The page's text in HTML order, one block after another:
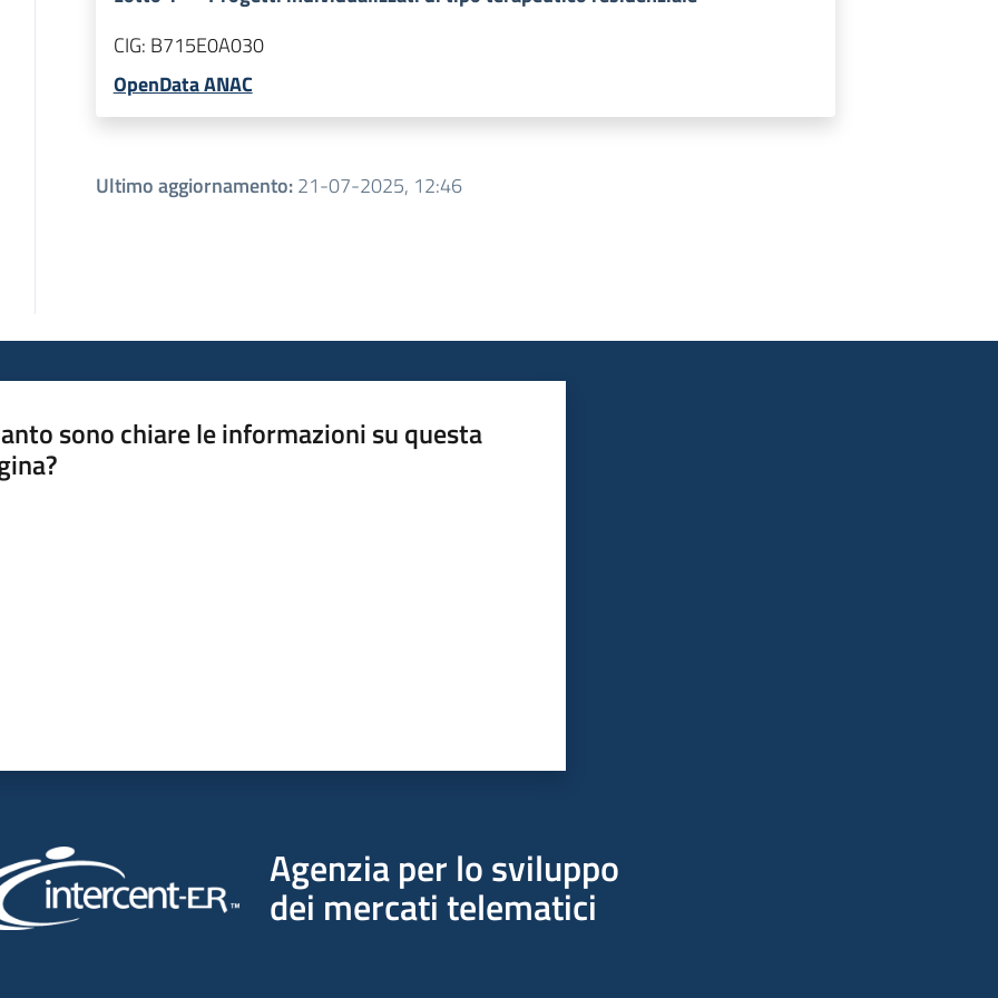
CIG: B715E0A030
OpenData ANAC
Ultimo aggiornamento:21-07-2025, 12:46
sono chiare le informazioni su questa
Agenzia per lo sviluppo
dei mercati telematici